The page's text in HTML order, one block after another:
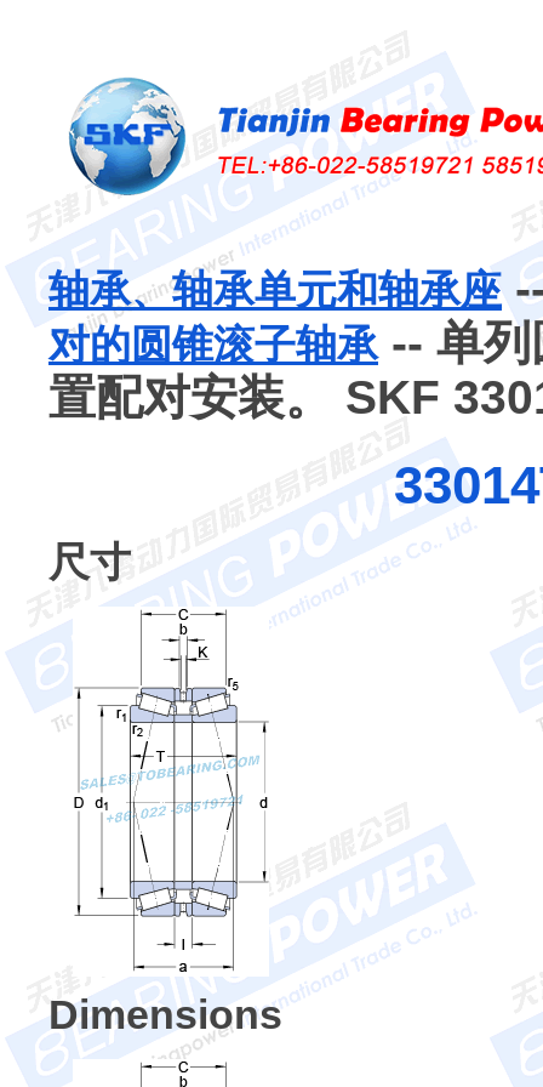
轴承、轴承单元和轴承座
对的圆锥滚子轴承-- 单列
置配对安装。 SKF
尺寸
Dimensions